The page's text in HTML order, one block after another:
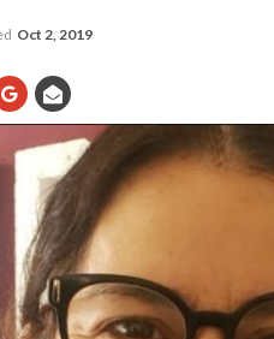
Oct 2, 2019